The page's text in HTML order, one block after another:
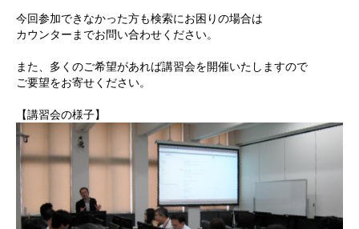
今回参加できなかった方も検索にお困りの場合は
カウンターまでお問い合わせください。
また、多くのご希望があれば講習会を開催いたしますので
ご要望をお寄せください。
【講習会の様子】